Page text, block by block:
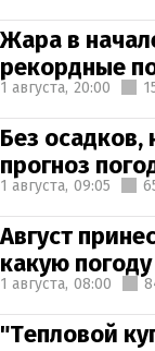
Жара в
рекордные
1 августа, 20:00
Без осадков,
прогноз
1 августа, 09:05
Август
какую
1 августа, 08:00
"Тепловой